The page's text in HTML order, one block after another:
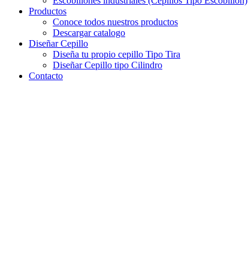
Productos
Conoce todos nuestros productos
Descargar catalogo
Diseñar Cepillo
Diseña tu propio cepillo Tipo Tira
Diseñar Cepillo tipo Cilindro
Contacto